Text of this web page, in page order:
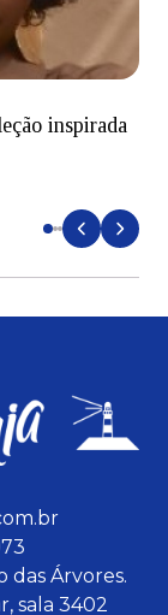
inspirada
das Árvores.
sala 3402